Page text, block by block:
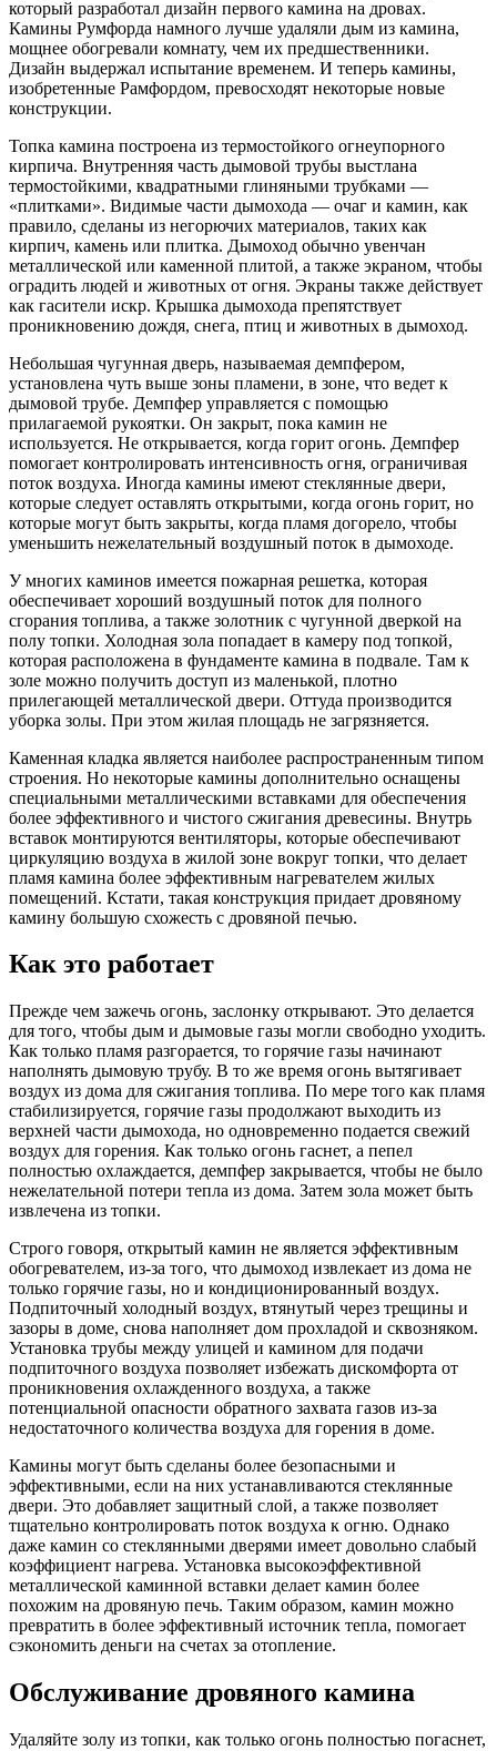
который разработал дизайн первого камина на дровах.
Камины Румфорда намного лучше удаляли дым из камина,
мощнее обогревали комнату, чем их предшественники.
Дизайн выдержал испытание временем. И теперь камины,
изобретенные Рамфордом, превосходят некоторые новые
конструкции.
Топка камина построена из термостойкого огнеупорного
кирпича. Внутренняя часть дымовой трубы выстлана
термостойкими, квадратными глиняными трубками —
«плитками». Видимые части дымохода — очаг и камин, как
правило, сделаны из негорючих материалов, таких как
кирпич, камень или плитка. Дымоход обычно увенчан
металлической или каменной плитой, а также экраном, чтобы
оградить людей и животных от огня. Экраны также действует
как гасители искр. Крышка дымохода препятствует
проникновению дождя, снега, птиц и животных в дымоход.
Небольшая чугунная дверь, называемая демпфером,
установлена чуть выше зоны пламени, в зоне, что ведет к
дымовой трубе. Демпфер управляется с помощью
прилагаемой рукоятки. Он закрыт, пока камин не
используется. Не открывается, когда горит огонь. Демпфер
помогает контролировать интенсивность огня, ограничивая
поток воздуха. Иногда камины имеют стеклянные двери,
которые следует оставлять открытыми, когда огонь горит, но
которые могут быть закрыты, когда пламя догорело, чтобы
уменьшить нежелательный воздушный поток в дымоходе.
У многих каминов имеется пожарная решетка, которая
обеспечивает хороший воздушный поток для полного
сгорания топлива, а также золотник с чугунной дверкой на
полу топки. Холодная зола попадает в камеру под топкой,
которая расположена в фундаменте камина в подвале. Там к
золе можно получить доступ из маленькой, плотно
прилегающей металлической двери. Оттуда производится
уборка золы. При этом жилая площадь не загрязняется.
Каменная кладка является наиболее распространенным типом
строения. Но некоторые камины дополнительно оснащены
специальными металлическими вставками для обеспечения
более эффективного и чистого сжигания древесины. Внутрь
вставок монтируются вентиляторы, которые обеспечивают
циркуляцию воздуха в жилой зоне вокруг топки, что делает
пламя камина более эффективным нагревателем жилых
помещений. Кстати, такая конструкция придает дровяному
камину большую схожесть с дровяной печью.
Как это работает
Прежде чем зажечь огонь, заслонку открывают. Это делается
для того, чтобы дым и дымовые газы могли свободно уходить.
Как только пламя разгорается, то горячие газы начинают
наполнять дымовую трубу. В то же время огонь вытягивает
воздух из дома для сжигания топлива. По мере того как пламя
стабилизируется, горячие газы продолжают выходить из
верхней части дымохода, но одновременно подается свежий
воздух для горения. Как только огонь гаснет, а пепел
полностью охлаждается, демпфер закрывается, чтобы не было
нежелательной потери тепла из дома. Затем зола может быть
извлечена из топки.
Строго говоря, открытый камин не является эффективным
обогревателем, из-за того, что дымоход извлекает из дома не
только горячие газы, но и кондиционированный воздух.
Подпиточный холодный воздух, втянутый через трещины и
зазоры в доме, снова наполняет дом прохладой и сквозняком.
Установка трубы между улицей и камином для подачи
подпиточного воздуха позволяет избежать дискомфорта от
проникновения охлажденного воздуха, а также
потенциальной опасности обратного захвата газов из-за
недостаточного количества воздуха для горения в доме.
Камины могут быть сделаны более безопасными и
эффективными, если на них устанавливаются стеклянные
двери. Это добавляет защитный слой, а также позволяет
тщательно контролировать поток воздуха к огню. Однако
даже камин со стеклянными дверями имеет довольно слабый
коэффициент нагрева. Установка высокоэффективной
металлической каминной вставки делает камин более
похожим на дровяную печь. Таким образом, камин можно
превратить в более эффективный источник тепла, помогает
сэкономить деньги на счетах за отопление.
Обслуживание дровяного камина
Удаляйте золу из топки, как только огонь полностью погаснет,